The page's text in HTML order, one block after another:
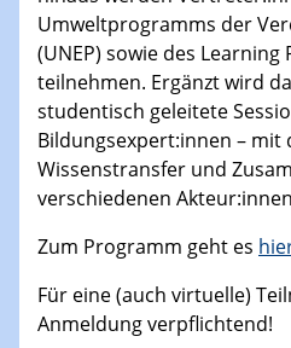
(SDGs) in die
Das offene AURORA-
Keynote von Professorin
Nobelpreisträgerin für
hinaus werden
Umweltprogramms der
teilnehmen. Ergänzt wird
studentisch geleitete
Bildungsexpert:innen – mit